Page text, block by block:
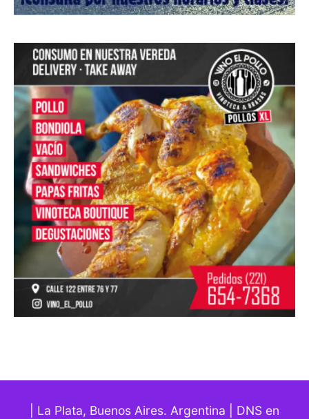
| La Plata, Buenos Aires. Argentina | DNS en